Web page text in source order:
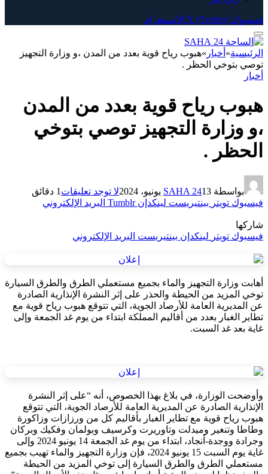
فيسبوك X (Twitter) الانستغرام
الرئيسية» أخبار »هبوب رياح قوية بعدد من المدن ،و وزارة التجهيز
توصي بتوخي الحظر .
أخبار
هبوب رياح قوية بعدد من المدن
،و وزارة التجهيز توصي بتوخي
الحظر .
بواسطة SAHA 2413 يونيو، 2024 لا توجد تعليقات 1 دقائق
فيسبوك تويتر بينتيريست لينكدإن Tumblr البريد الإلكتروني
شاركها
فيسبوك تويتر لينكدإن بينتيريست البريد الإلكتروني
أهابت وزارة التجهيز والماء بجميع مستعملي الطرق والطرق السيارة
توخي المزيد من الحيطة والحذر على إثر النشرة الإنذارية الصادرة
عن المديرية العامة للأرصاد الجوية، التي تتوقع هبوب رياح قوية مع
ﺗﻄﺎﻳﺮ ﺍﻟﻐﺒﺎﺭ بعدد من أقاليم المملكة ابتداء من يوم غد الجمعة وإلى
غاية بعد غد السبت.
وأوضحت الوزارة، في بلاغ بهذا الخصوص، أنه “على إثر النشرة
الإنذارية الصادرة عن المديرية العامة للأرصاد الجوية، التي تتوقع
هبوب رياح قوية مع ﺗﻄﺎﻳﺮ ﺍﻟﻐﺒﺎﺭ بأقاليم كل من ورزاﺯﺍﺕ وﺯﺍﻛﻮﺭﺓ
وﻃﺎﻃﺎ وﺗﻨﻐﻴﺮ وميدلت وتاوريرت وﻛﺮﺳﻴﻒ وﺑﻮﻟﻤﺎﻥ وﻓﻜﻴﻚ وﺑﺮﻛﺎﻥ
وﺟﺮﺍﺩﺓ ﻭﻭﺟﺪة-ﺃﻧﺠﺎﺩ، ابتداء من يوم غد الجمعة 14 يونيو 2024 وإلى
غاية يوم السبت 15 يونيو 2024، فإن وزارة التجهيز والماء تهيب بجميع
مستعملي الطرق والطرق السيارة إلى توخي المزيد من الحيطة